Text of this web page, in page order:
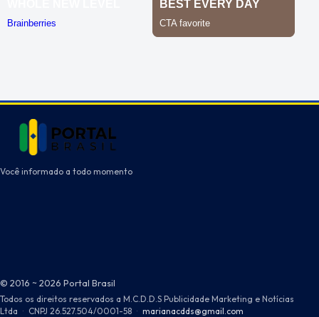
Você informado a todo momento
© 2016 ~ 2026 Portal Brasil
Todos os direitos reservados a M.C.D.D.S Publicidade Marketing e Notícias
Ltda · CNPJ 26.527.504/0001-58 · marianacdds@gmail.com